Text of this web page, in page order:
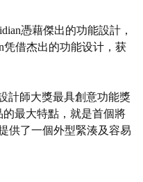
憑藉傑出的功能設計，
凭借杰出的功能设计，获
計師大獎最具創意功能獎
的最大特點，就是首個將
供了一個外型緊湊及容易